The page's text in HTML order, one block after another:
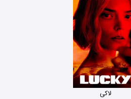
لاکی